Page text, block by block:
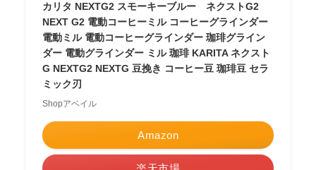
カリタ NEXTG2 スモーキーブルー ネクストG2
NEXT G2 電動コーヒーミル コーヒーグラインダー
電動ミル 電動コーヒーグラインダー 珈琲グライン
ダー 電動グラインダー ミル 珈琲 KARITA ネクスト
G NEXTG2 NEXTG 豆挽き コーヒー豆 珈琲豆 セラ
ミック刃
Shopアベイル
Amazon